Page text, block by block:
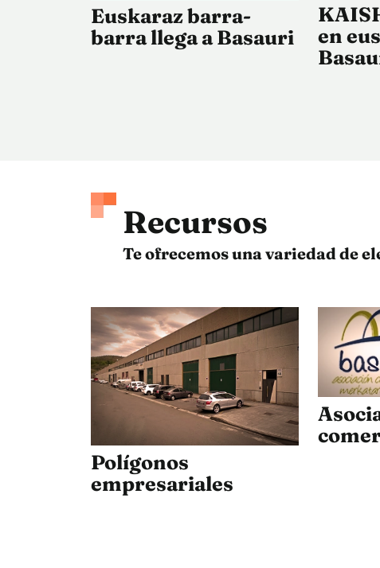
Euskaraz barra-
barra llega a Basauri
en
Recursos
Te ofrecemos una variedad de
Polígonos
empresariales